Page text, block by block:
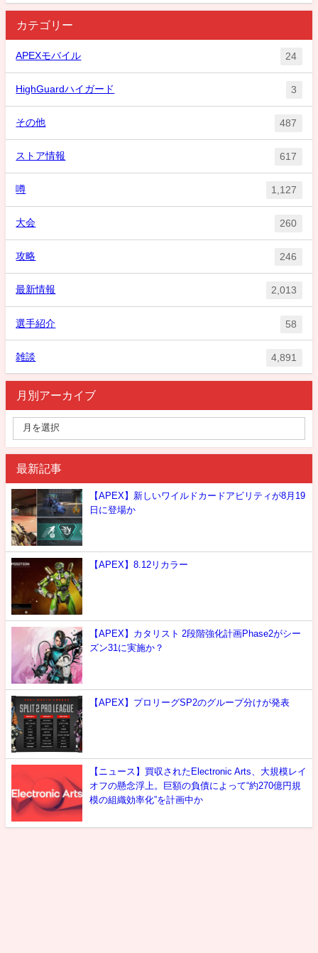
カテゴリー
APEXモバイル 24
HighGuardハイガード 3
その他 487
ストア情報 617
噂 1,127
大会 260
攻略 246
最新情報 2,013
選手紹介 58
雑談 4,891
月別アーカイブ
最新記事
【APEX】新しいワイルドカードアビリティが8月19
日に登場か
【APEX】8.12リカラー
【APEX】カタリスト 2段階強化計画Phase2がシー
ズン31に実施か？
【APEX】プロリーグSP2のグループ分けが発表
【ニュース】買収されたElectronic Arts、大規模レイ
オフの懸念浮上。巨額の負債によって“約270億円規
模の組織効率化”を計画中か